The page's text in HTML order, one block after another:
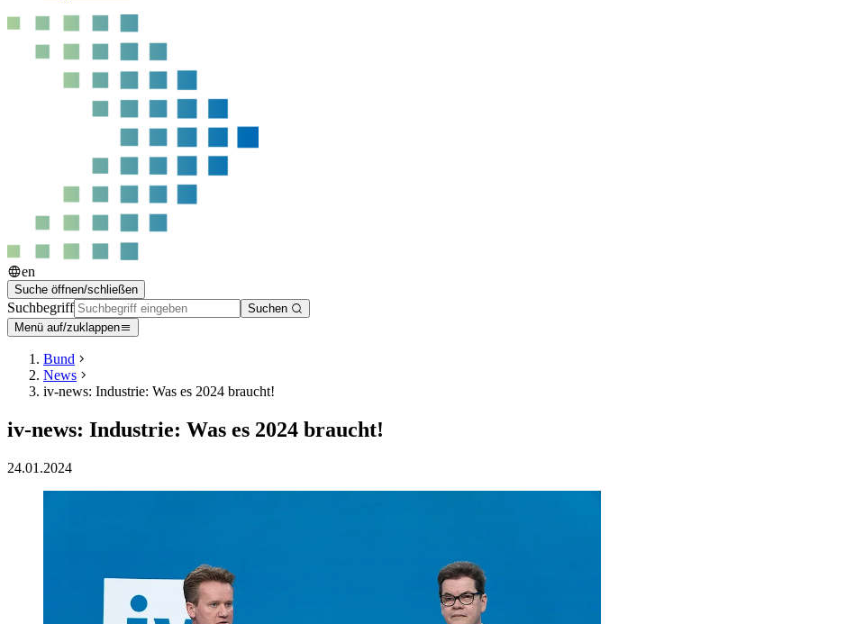
en
Suche öffnen/schließen
Suchbegriff
Suchen
Menü auf/zuklappen
Bund
News
iv-news: Industrie: Was es 2024 braucht!
iv-news: Industrie: Was es 2024 braucht!
24.01.2024